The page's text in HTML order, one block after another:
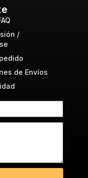
/
de Envíos